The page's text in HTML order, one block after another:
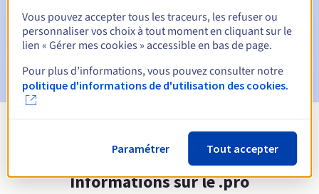
suspension du nom de domaine
E-mail après la période de grâce de rédemptionpour
Voir toutes les extensions
Informations sur le .pro
Vous pouvez accepter tous les traceurs, les refuser ou
personnaliser vos choix à tout moment en cliquant sur le
lien « Gérer mes cookies » accessible en bas de page.
Pour plus d’informations, vous pouvez consulter notre
politique d'informations de d'utilisation des cookies.
Paramétrer Tout accepter